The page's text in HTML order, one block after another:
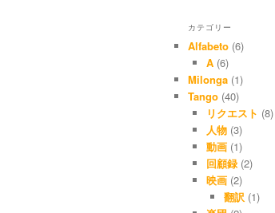
カテゴリー
Alfabeto (6)
A(6)
Milonga (1)
Tango (40)
リクエスト (8)
人物(3)
動画(1)
回顧録(2)
映画(2)
翻訳 (1)